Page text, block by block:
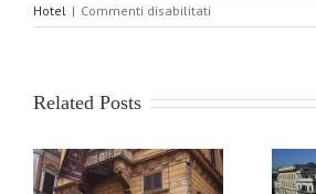
Hotel | Commenti disabilitati
Des
Related Posts